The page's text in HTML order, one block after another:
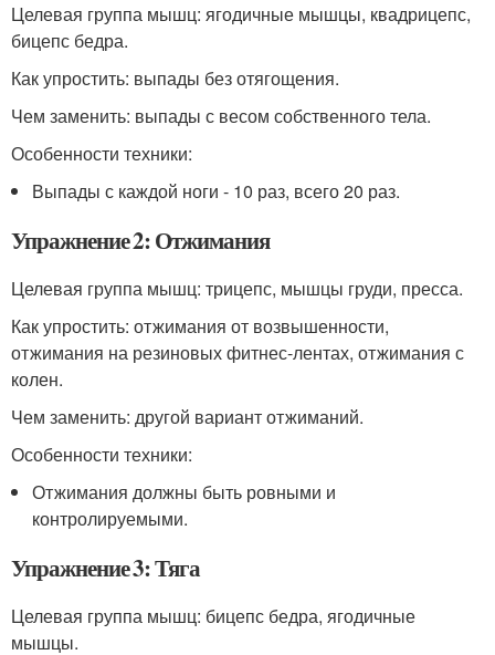
Целевая группа мышц: ягодичные мышцы, квадрицепс,
бицепс бедра.
Как упростить: выпады без отягощения.
Чем заменить: выпады с весом собственного тела.
Особенности техники:
Выпады с каждой ноги - 10 раз, всего 20 раз.
Упражнение 2: Отжимания
Целевая группа мышц: трицепс, мышцы груди, пресса.
Как упростить: отжимания от возвышенности,
отжимания на резиновых фитнес-лентах, отжимания с
колен.
Чем заменить: другой вариант отжиманий.
Особенности техники:
Отжимания должны быть ровными и
контролируемыми.
Упражнение 3: Тяга
Целевая группа мышц: бицепс бедра, ягодичные
мышцы.